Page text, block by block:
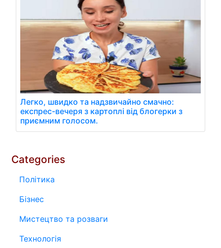
Легко, швидко та надзвичайно смачно:
експрес-вечеря з картоплі від блогерки з
приємним голосом.
Categories
Політика
Бізнес
Мистецтво та розваги
Технологія